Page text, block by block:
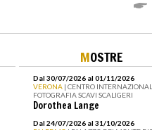
MOSTRE
Dal 30/07/2026 al 01/11/2026
VERONA | CENTRO
FOTOGRAFIA SCAVI SCALIGERI
Dorothea Lange
Dal 24/07/2026 al 31/10/2026